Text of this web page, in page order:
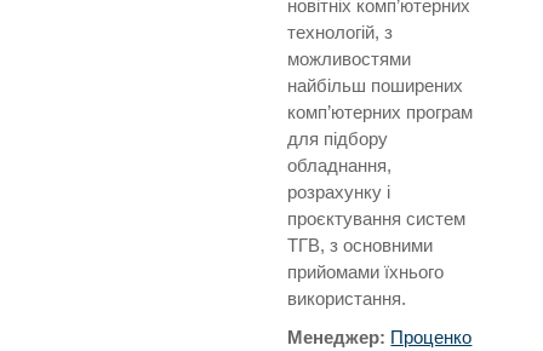
новітніх комп’ютерних
технологій, з
можливостями
найбільш поширених
комп’ютерних програм
для підбору
обладнання,
розрахунку і
проєктування систем
ТГВ, з основними
прийомами їхнього
використання.
Менеджер: Проценко